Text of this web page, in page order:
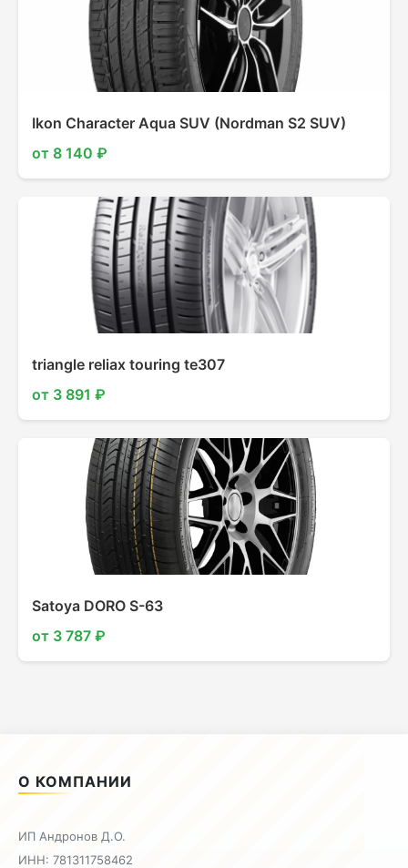
Ikon Character Aqua SUV (Nordman S2 SUV)
от 8 140 ₽
triangle reliax touring te307
от 3 891 ₽
Satoya DORO S-63
от 3 787 ₽
О КОМПАНИИ
ИП Андронов Д.О.
ИНН: 781311758462